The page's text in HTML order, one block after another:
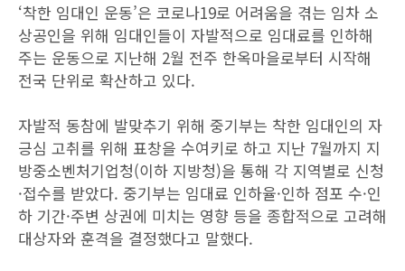
‘착한 임대인 운동’은 코로나19로 어려움을 겪는 임차 소
상공인을 위해 임대인들이 자발적으로 임대료를 인하해
주는 운동으로 지난해 2월 전주 한옥마을로부터 시작해
전국 단위로 확산하고 있다.
자발적 동참에 발맞추기 위해 중기부는 착한 임대인의 자
긍심 고취를 위해 표창을 수여키로 하고 지난 7월까지 지
방중소벤처기업청(이하 지방청)을 통해 각 지역별로 신청
·접수를 받았다. 중기부는 임대료 인하율·인하 점포 수·인
하 기간·주변 상권에 미치는 영향 등을 종합적으로 고려해
대상자와 훈격을 결정했다고 말했다.